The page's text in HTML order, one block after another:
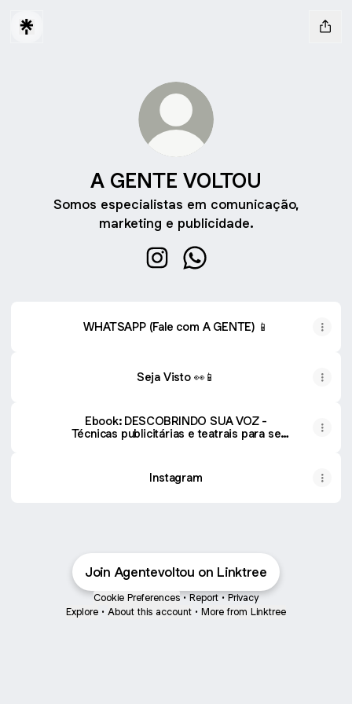
A GENTE VOLTOU
Somos especialistas em comunicação,
marketing e publicidade.
WHATSAPP (Fale com A GENTE) 📱
Seja Visto 👀📱
Ebook: DESCOBRINDO SUA VOZ -
Técnicas publicitárias e teatrais para se
Instagram
Join Agentevoltou on Linktree
Cookie Preferences • Report • Privacy
Explore • About this account • More from Linktree